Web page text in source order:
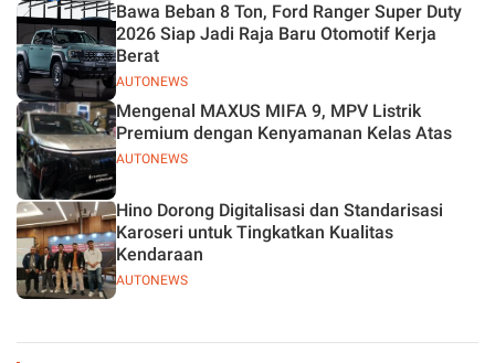
AUTONEWS
Bawa Beban 8 Ton, Ford Ranger Super Duty
2026 Siap Jadi Raja Baru Otomotif Kerja
Berat
AUTONEWS
Mengenal MAXUS MIFA 9, MPV Listrik
Premium dengan Kenyamanan Kelas Atas
AUTONEWS
Hino Dorong Digitalisasi dan Standarisasi
Karoseri untuk Tingkatkan Kualitas
Kendaraan